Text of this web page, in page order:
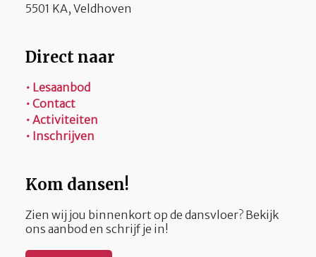
5501 KA, Veldhoven
Direct naar
• Lesaanbod
• Contact
• Activiteiten
• Inschrijven
Kom dansen!
Zien wij jou binnenkort op de dansvloer? Bekijk
ons aanbod en schrijf je in!